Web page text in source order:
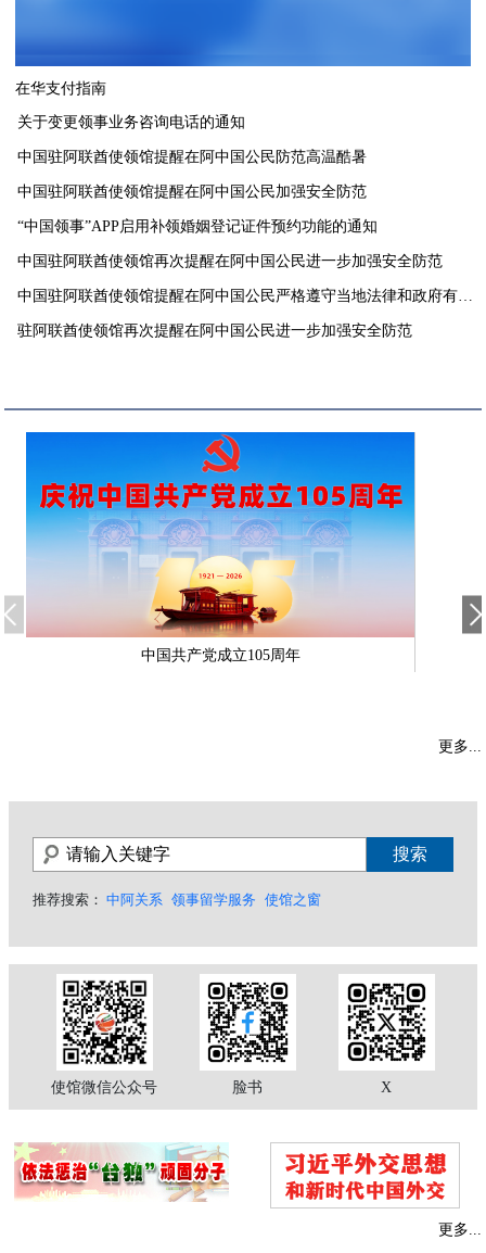
在华支付指南
关于变更领事业务咨询电话的通知
中国驻阿联酋使领馆提醒在阿中国公民防范高温酷暑
中国驻阿联酋使领馆提醒在阿中国公民加强安全防范
“中国领事”APP启用补领婚姻登记证件预约功能的通知
中国驻阿联酋使领馆再次提醒在阿中国公民进一步加强安全防范
中国驻阿联酋使领馆提醒在阿中国公民严格遵守当地法律和政府有关
要求
驻阿联酋使领馆再次提醒在阿中国公民进一步加强安全防范
中国共产党成立105周年
更多...
推荐搜索： 中阿关系 领事留学服务 使馆之窗
使馆微信公众号 脸书 X
更多...